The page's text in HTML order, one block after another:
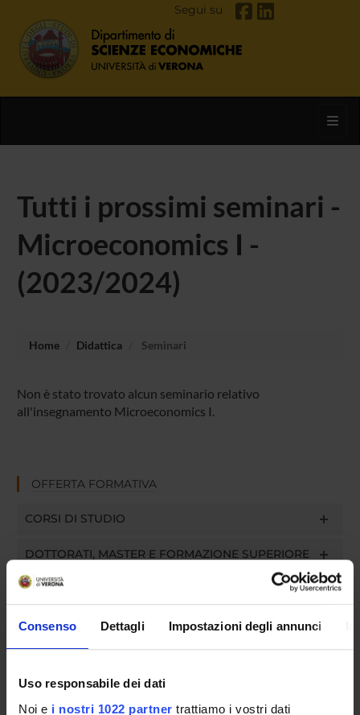
Consenso Dettagli Impostazioni degli annunci
Uso responsabile dei dati
Noi e i nostri 1022 partner trattiamo i vostri dati
Segui su
Tutti i prossimi seminari -
Microeconomics I -
(2023/2024)
Home Didattica Seminari
Non è stato trovato alcun seminario relativo
all'insegnamento Microeconomics I.
OFFERTA FORMATIVA
CORSI DI STUDIO
DOTTORATI, MASTER E FORMAZIONE SUPERIORE
Persone
Luoghi